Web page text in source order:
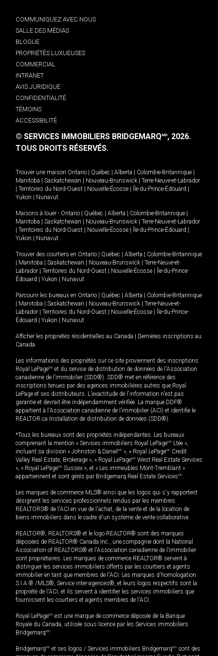
COMMUNIQUEZ AVEC NOUS
SALLE DES MÉDIAS
BLOGUE
PROPRIÉTÉS LUXUEUSES
COMMERCIAL
INTRANET
AVIS JURIDIQUE
CONFIDENTIALITÉ
TÉMOINS
ACCESSIBILITÉ
© SERVICES IMMOBILIERS BRIDGEMARQMD, 2026.
TOUS DROITS RÉSERVÉS.
Trouver une maison Ontario Québec Alberta Colombie-Britannique
Manitoba
Saskatchewan Nouveau-Brunswick
Terre-Neuve-et-Labrador
Territoires du Nord-Ouest Nouvelle-Écosse Île-du-Prince-Édouard
Yukon
Nunavut.
Maisons à louer - Ontario Québec Alberta Colombie-Britannique
Manitoba
Saskatchewan Nouveau-Brunswick
Terre-Neuve-et-Labrador
Territoires du Nord-Ouest Nouvelle-Écosse Île-du-Prince-Édouard
Yukon
Nunavut.
Trouver des courtiers en Ontario Québec Alberta
Colombie-Britannique
Manitoba Saskatchewan Nouveau-Brunswick
Terre-Neuve-et-
Labrador
Territoires du Nord-Ouest Nouvelle-Écosse
Île-du-Prince-
Édouard
Yukon Nunavut
Parcourir les bureaux en Ontario Québec Alberta
Colombie-Britannique
Manitoba Saskatchewan Nouveau-Brunswick
Terre-Neuve-et-
Labrador
Territoires du Nord-Ouest Nouvelle-Écosse
Île-du-Prince-
Édouard
Yukon Nunavut
Afficher les propriétés résidentielles au Canada
Dernières inscriptions au
Canada
Les informations des propriétés sur ce site proviennent des inscriptions
Royal LePageMD et du service de distribution de données de l'Association
canadienne de l’immobilier (SDD®). SDD® met en référence des
inscriptions tenues par des agences immobilières autres que Royal
LePage et ses distributeurs. L'exactitude de l'information n'est pas
garantie et devrait être indépendamment vérifiée. La marque DDF®
appartient à l'Association canadienne de l’immobilier (ACI) et identifie le
REALTOR.ca Installation de distribution de données (SDD®).
*Tous les bureaux sont des propriétés indépendantes. Les bureaux
comprenant la mention « Services immobiliers Royal LePageMD Ltée »,
incluant sa division « Johnston & Daniel MD », « Royal LePageMD Credit
Valley Real Estate, Brokerage », « Royal LePageMD West Real Estate Services
», « Royal LePageMD Sussex », et « Les immeubles Mont-Tremblant »
appartiennent et sont gérés par Bridgemarq Real Estate ServicesMD.
Les marques de commerce MLS® ainsi que les logos qui s'y rapportent
désignent les services professionnels rendus par les membres
REALTORS® de l'ACI en vue de l'achat, de la vente et de la location de
biens immobiliers dans le cadre d'un système de vente collaborative.
REALTOR®, REALTORS® et le logo REALTOR® sont des marques
déposées de REALTOR® Canada Inc., une compagnie dont la National
Association of REALTORS® et l'Association canadienne de l’immobilier
sont propriétaires. Les marques de commerce REALTOR® servent à
distinguer les services immobiliers offerts par les courtiers et agents
immobilier en tant que membres de l'ACI. Les marques d'homologation
S.I.A.® /MLS®, Service inter-agences®, et leurs logos respectifs sont la
propriété de l'ACI, et ils servent à identifier les services immobiliers que
fournissent les courtiers et agents membres de l'ACI.
Royal LePageMD est une marque de commerce déposée de la Banque
Royale du Canada, utilisée sous licence par les Services immobiliers
BridgemarqMD.
BridgemarqMD et ses logos / Services immobiliers BridgemarqMD sont des